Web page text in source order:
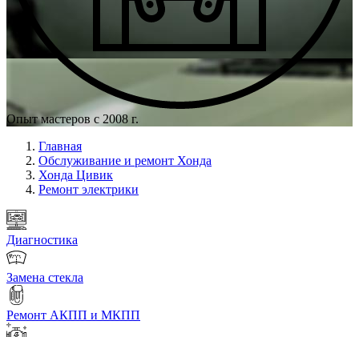
Опыт мастеров с 2008 г.
Главная
Обслуживание и ремонт Хонда
Хонда Цивик
Ремонт электрики
Диагностика
Замена стекла
Ремонт АКПП и МКПП